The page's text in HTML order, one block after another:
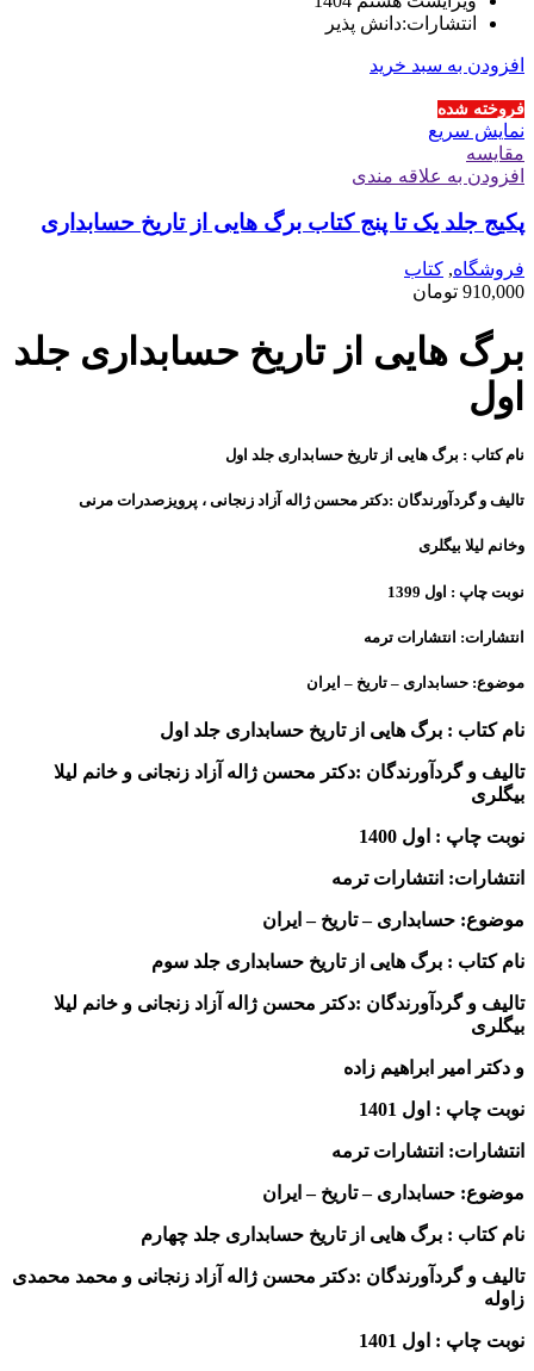
انتشارات:دانش پذیر
افزودن به سبد خرید
فروخته شده
نمایش سریع
مقايسه
افزودن به علاقه مندی
پکیج جلد یک تا پنج کتاب برگ هایی از تاریخ حسابداری
فروشگاه, کتاب
910,000 تومان
برگ هایی از تاریخ حسابداری جلد
اول
نام کتاب : برگ هایی از تاریخ حسابداری جلد اول
تالیف و گردآورندگان :دکتر محسن ژاله آزاد زنجانی ، پرویزصدرات مرنی
وخانم لیلا بیگلری
نوبت چاپ : اول 1399
انتشارات: انتشارات ترمه
موضوع: حسابداری – تاریخ – ایران
نام کتاب : برگ هایی از تاریخ حسابداری جلد اول
تالیف و گردآورندگان :دکتر محسن ژاله آزاد زنجانی و خانم لیلا
بیگلری
نوبت چاپ : اول 1400
انتشارات: انتشارات ترمه
موضوع: حسابداری – تاریخ – ایران
نام کتاب : برگ هایی از تاریخ حسابداری جلد سوم
تالیف و گردآورندگان :دکتر محسن ژاله آزاد زنجانی و خانم لیلا
بیگلری
و دکتر امیر ابراهیم زاده
نوبت چاپ : اول 1401
انتشارات: انتشارات ترمه
موضوع: حسابداری – تاریخ – ایران
نام کتاب : برگ هایی از تاریخ حسابداری جلد چهارم
تالیف و گردآورندگان :دکتر محسن ژاله آزاد زنجانی و محمد محمدی
زاوله
نوبت چاپ : اول 1401